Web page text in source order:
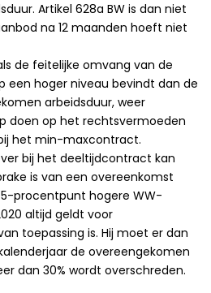
Artikel 628a BW is dan niet
na 12 maanden hoeft niet
de feitelijke omvang van de
een hoger niveau bevindt dan de
arbeidsduur, weer
doen op het rechtsvermoeden
het min-maxcontract.
bij het deeltijdcontract kan
is van een overeenkomst
procentpunt hogere WW-
altijd geldt voor
toepassing is. Hij moet er dan
de overeengekomen
dan 30% wordt overschreden.